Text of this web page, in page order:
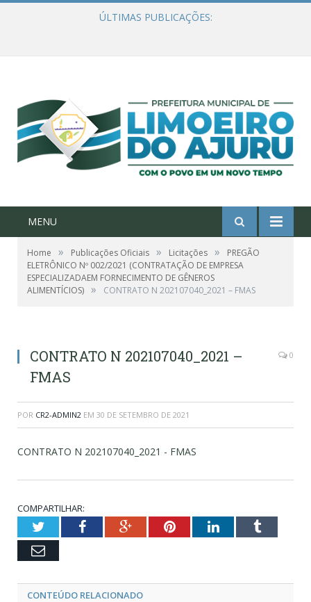
ÚLTIMAS PUBLICAÇÕES:
MENU
Home » Publicações Oficiais » Licitações »
PREGÃO
ELETRÔNICO Nº 002/2021 (CONTRATAÇÃO DE EMPRESA
ESPECIALIZADAEM FORNECIMENTO DE GÊNEROS
ALIMENTÍCIOS) » CONTRATO N 202107040_2021 – FMAS
CONTRATO N 202107040_2021 –
FMAS
0
POR CR2-ADMIN2 EM 30 DE SETEMBRO DE 2021
CONTRATO N 202107040_2021 - FMAS
COMPARTILHAR:
TwitterFacebookGoogle+PinterestLinkedInTumblr
Email
CONTEÚDO RELACIONADO